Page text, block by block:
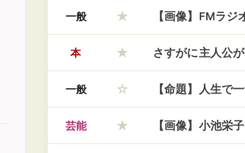
韓国、3位米国
一般 ★ 【画像】FMラ
本 ★ さすがに主人公
一般 ☆ 【命題】人生で
のゲームを選ぶ？
芸能 ★ 【画像】小池栄